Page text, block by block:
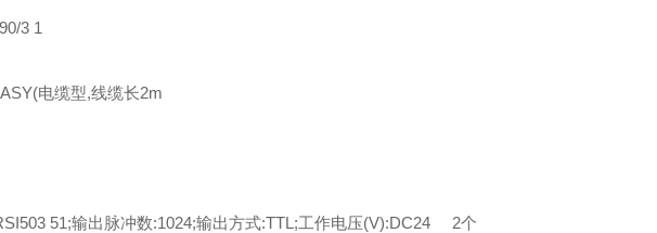
3 1
电缆型,线缆长2m
51;输出脉冲数:1024;输出方式:TTL;工作电压(V):DC24 2个